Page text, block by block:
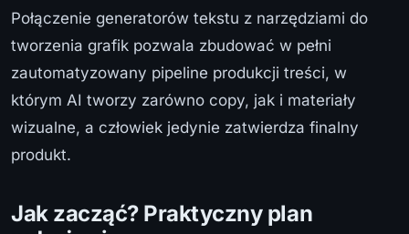
Połączenie generatorów tekstu z narzędziami do
tworzenia grafik pozwala zbudować w pełni
zautomatyzowany pipeline produkcji treści, w
którym AI tworzy zarówno copy, jak i materiały
wizualne, a człowiek jedynie zatwierdza finalny
produkt.
Jak zacząć? Praktyczny plan